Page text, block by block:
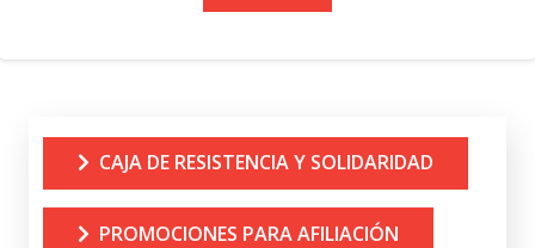
CAJA DE RESISTENCIA Y SOLIDARIDAD
PROMOCIONES PARA AFILIACIÓN